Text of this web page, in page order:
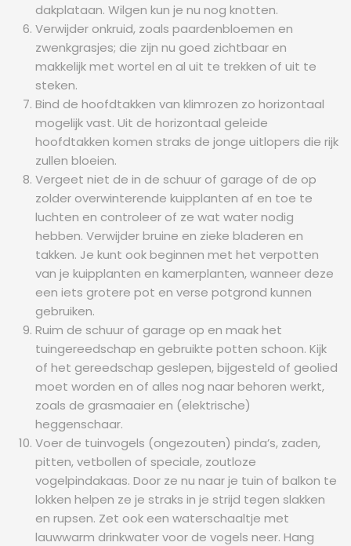
dakplataan. Wilgen kun je nu nog knotten.
Verwijder onkruid, zoals paardenbloemen en
zwenkgrasjes; die zijn nu goed zichtbaar en
makkelijk met wortel en al uit te trekken of uit te
steken.
Bind de hoofdtakken van klimrozen zo horizontaal
mogelijk vast. Uit de horizontaal geleide
hoofdtakken komen straks de jonge uitlopers die rijk
zullen bloeien.
Vergeet niet de in de schuur of garage of de op
zolder overwinterende kuipplanten af en toe te
luchten en controleer of ze wat water nodig
hebben. Verwijder bruine en zieke bladeren en
takken. Je kunt ook beginnen met het verpotten
van je kuipplanten en kamerplanten, wanneer deze
een iets grotere pot en verse potgrond kunnen
gebruiken.
Ruim de schuur of garage op en maak het
tuingereedschap en gebruikte potten schoon. Kijk
of het gereedschap geslepen, bijgesteld of geolied
moet worden en of alles nog naar behoren werkt,
zoals de grasmaaier en (elektrische)
heggenschaar.
Voer de tuinvogels (ongezouten) pinda’s, zaden,
pitten, vetbollen of speciale, zoutloze
vogelpindakaas. Door ze nu naar je tuin of balkon te
lokken helpen ze je straks in je strijd tegen slakken
en rupsen. Zet ook een waterschaaltje met
lauwwarm drinkwater voor de vogels neer. Hang